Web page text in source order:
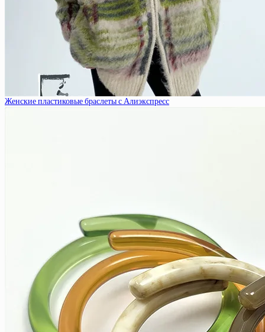
Женские пластиковые браслеты с Алиэкспресс